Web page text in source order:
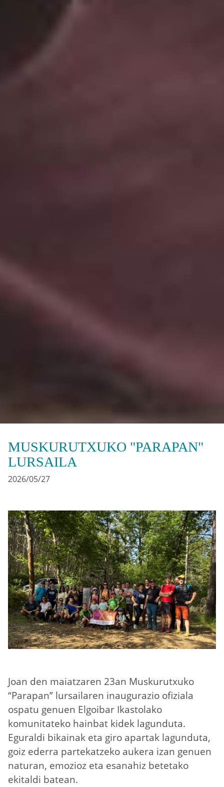
MUSKURUTXUKO "PARAPAN"
LURSAILA
2026/05/27
Irudia
Joan den maiatzaren 23an Muskurutxuko
“Parapan” lursailaren inaugurazio ofiziala
ospatu genuen Elgoibar Ikastolako
komunitateko hainbat kidek lagunduta.
Eguraldi bikainak eta giro apartak lagunduta,
goiz ederra partekatzeko aukera izan genuen
naturan, emozioz eta esanahiz betetako
ekitaldi batean.